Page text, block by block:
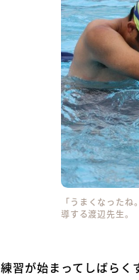
「うまくなった
導する渡辺先生。
練習が始まってしばら